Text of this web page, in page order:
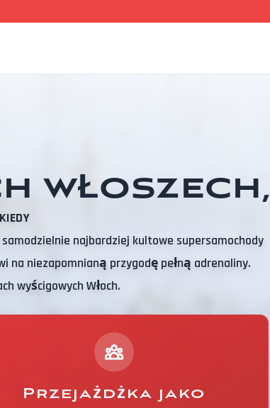
WŁOSZECH,
najbardziej kultowe supersamochody
na niezapomnianą przygodę pełną adrenaliny.
wyścigowych Włoch.
Przejażdżka jako